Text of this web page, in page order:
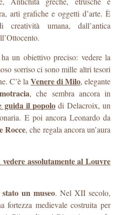
arti grafiche e oggetti d’arte. È
creatività umana, dall’antica
un obiettivo preciso: vedere la
sorriso ci sono mille altri tesori
C’è la Venere di Milo, elegante
, che sembra ancora in
guida il popolo di Delacroix, un
E poi ancora Leonardo da
Rocce, che regala ancora un’aura
assolutamente al Louvre
un museo. Nel XII secolo,
fortezza medievale costruita per